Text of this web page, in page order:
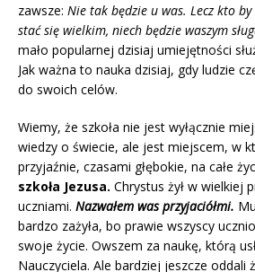
zawsze: Nie tak będzie u was. Lecz kto
stać się wielkim, niech będzie waszym
mało popularnej dzisiaj umiejętności
Jak ważna to nauka dzisiaj, gdy ludzie
do swoich celów.
Wiemy, że szkoła nie jest wyłącznie
wiedzy o świecie, ale jest miejscem, w
przyjaźnie, czasami głębokie, na całe
szkoła Jezusa. Chrystus żył w wielkiej
uczniami. Nazwałem was przyjaciółmi.
bardzo zażyła, bo prawie wszyscy
swoje życie. Owszem za naukę, którą
Nauczyciela. Ale bardziej jeszcze oddali